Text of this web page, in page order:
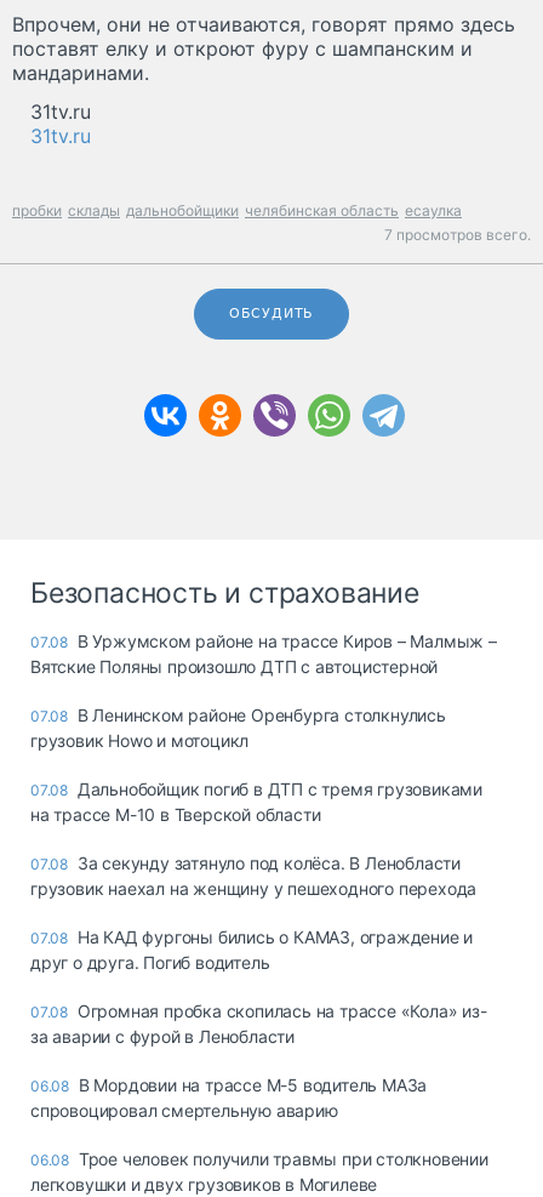
Впрочем, они не отчаиваются, говорят прямо здесь
поставят елку и откроют фуру с шампанским и
мандаринами.
31tv.ru
31tv.ru
пробки склады дальнобойщики челябинская область есаулка
7 просмотров всего.
ОБСУДИТЬ
Безопасность и страхование
07.08 В Уржумском районе на трассе Киров – Малмыж –
Вятские Поляны произошло ДТП с автоцистерной
07.08 В Ленинском районе Оренбурга столкнулись
грузовик Howo и мотоцикл
07.08 Дальнобойщик погиб в ДТП с тремя грузовиками
на трассе М-10 в Тверской области
07.08 За секунду затянуло под колёса. В Ленобласти
грузовик наехал на женщину у пешеходного перехода
07.08 На КАД фургоны бились о КАМАЗ, ограждение и
друг о друга. Погиб водитель
07.08 Огромная пробка скопилась на трассе «Кола» из-
за аварии с фурой в Ленобласти
06.08 В Мордовии на трассе М-5 водитель МАЗа
спровоцировал смертельную аварию
06.08 Трое человек получили травмы при столкновении
легковушки и двух грузовиков в Могилеве